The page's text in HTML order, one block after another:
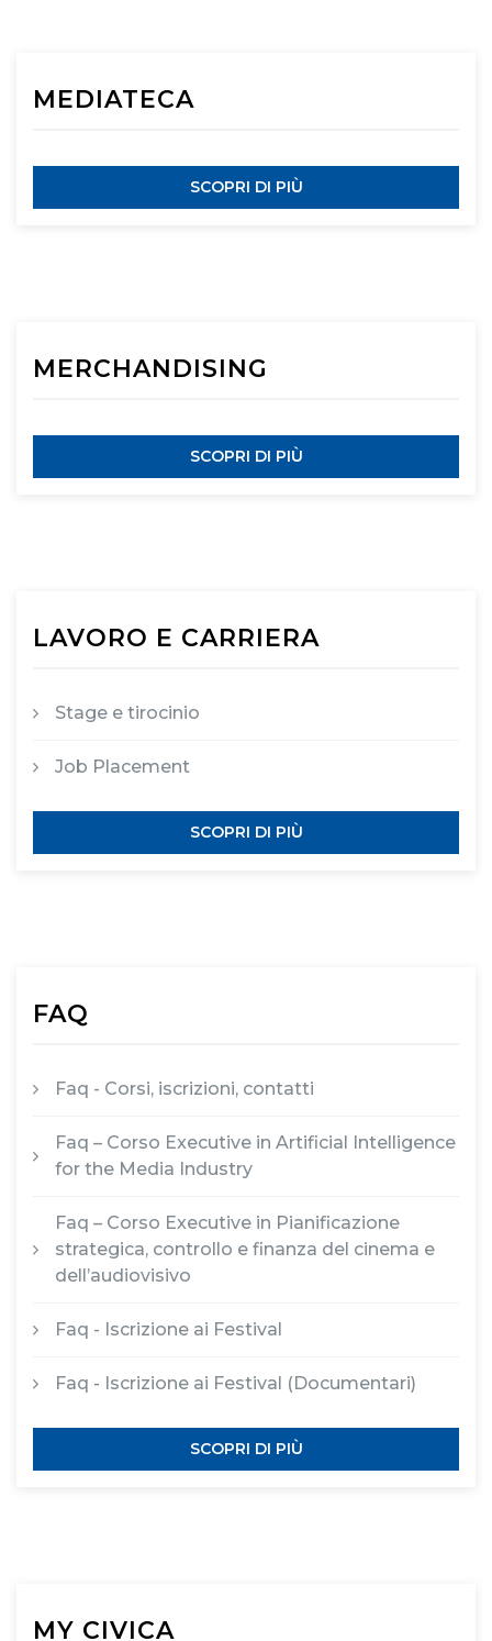
MEDIATECA
SCOPRI DI PIÙ
MERCHANDISING
SCOPRI DI PIÙ
LAVORO E CARRIERA
Stage e tirocinio
Job Placement
SCOPRI DI PIÙ
FAQ
Faq - Corsi, iscrizioni, contatti
Faq – Corso Executive in Artificial Intelligence
for the Media Industry
Faq – Corso Executive in Pianificazione
strategica, controllo e finanza del cinema e
dell’audiovisivo
Faq - Iscrizione ai Festival
Faq - Iscrizione ai Festival (Documentari)
SCOPRI DI PIÙ
MY CIVICA